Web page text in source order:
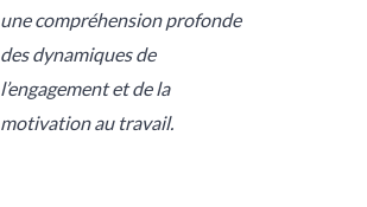
une compréhension profonde
des dynamiques de
l’engagement et de la
motivation au travail.